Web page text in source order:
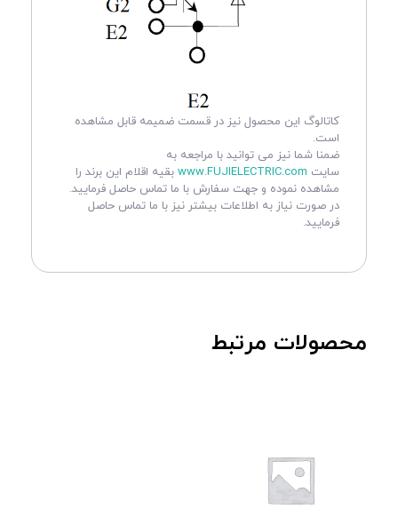
کاتالوگ این محصول نیز در قسمت ضمیمه قابل مشاهده
است.
ضمنا شما نیز می توانید با مراجعه به
سایت www.FUJIELECTRIC.com بقیه اقلام این برند را
مشاهده نموده و جهت سفارش با ما تماس حاصل فرمایید.
در صورت نیاز به اطلاعات بیشتر نیز با ما تماس حاصل
فرمایید.
محصولات مرتبط